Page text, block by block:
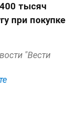
тысяч
при покупке
"Вести